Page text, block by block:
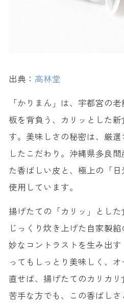
出典： 高林堂
「かりまん」は、宇都宮の
板を背負う、カリッとした
す。美味しさの秘密は、厳
したこだわり。沖縄県多良
た香ばしい皮と、極上の「
使用しています。
揚げたての「カリッ」とし
じっくり炊き上げた自家製
妙なコントラストを生み出
ってもしっとり美味しく、
直せば、揚げたてのカリカ
苦手な方でも、この香ばし